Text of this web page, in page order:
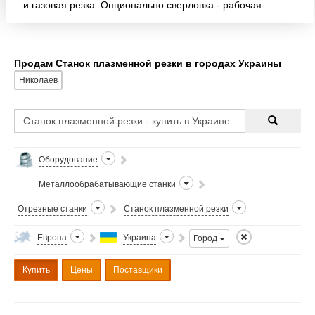
и газовая резка. Опционально сверловка - рабочая
Продам Станок плазменной резки в городах Украины
Николаев
Оборудование
Металлообрабатывающие станки
Отрезные станки Станок плазменной резки
Европа Украина Город
Купить Цены Поставщики